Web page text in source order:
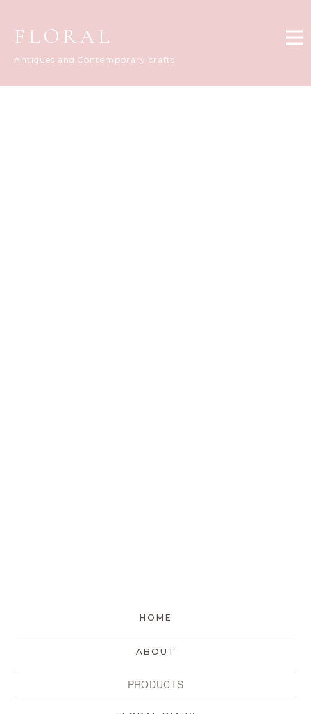
FLORAL
Antiques and Contemporary crafts
HOME
ABOUT
PRODUCTS